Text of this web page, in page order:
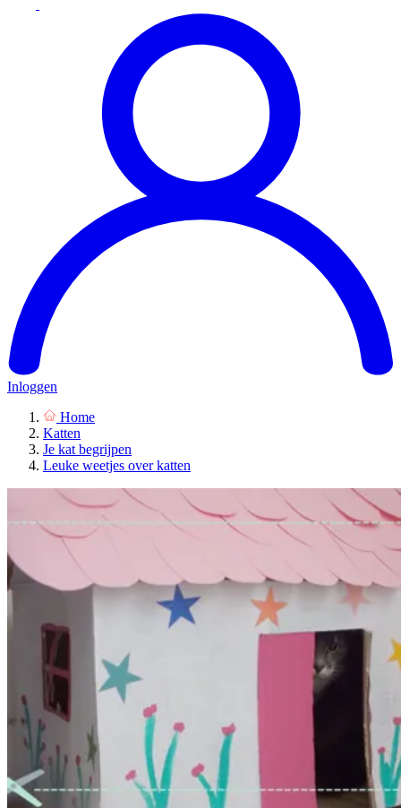
Inloggen
Home
Katten
Je kat begrijpen
Leuke weetjes over katten